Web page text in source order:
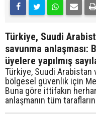
Türkiye, Suudi
savunma anlaşması:
üyelere yapılmış
Türkiye, Suudi Arabistan
bölgesel güvenlik için
Buna göre ittifakın
anlaşmanın tüm